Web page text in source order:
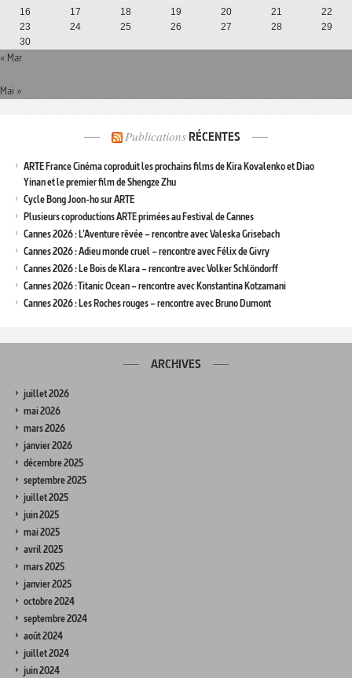
16
17 18 19 20 21
22
23
24 25 26 27 28
29
30
« Mar
Mai »
Publications RÉCENTES
ARTE France Cinéma coproduit les prochains films de Kira Kovalenko et Diao
Yinan et le premier film de Shengze Zhu
Cycle Bong Joon-ho sur ARTE
Plusieurs coproductions ARTE primées au Festival de Cannes
Cannes 2026 : L’Aventure rêvée – rencontre avec Valeska Grisebach
Cannes 2026 : Adieu monde cruel – rencontre avec Félix de Givry
Cannes 2026 : Le Bois de Klara – rencontre avec Volker Schlöndorff
Cannes 2026 : Titanic Ocean – rencontre avec Konstantina Kotzamani
Cannes 2026 : Les Roches rouges – rencontre avec Bruno Dumont
ARCHIVES
juillet 2026
mai 2026
mars 2026
janvier 2026
décembre 2025
septembre 2025
juillet 2025
juin 2025
mai 2025
avril 2025
mars 2025
janvier 2025
octobre 2024
septembre 2024
août 2024
juillet 2024
juin 2024